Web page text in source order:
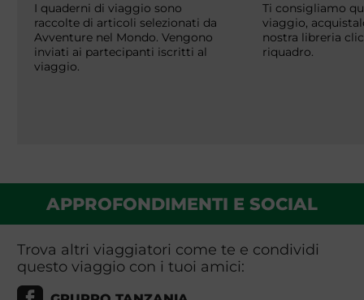
I quaderni di viaggio sono
raccolte di articoli selezionati da
Avventure nel Mondo. Vengono
inviati ai partecipanti iscritti al
viaggio.
Ti consigliamo
viaggio,
nostra libreria
riquadro.
APPROFONDIMENTI E SOCIAL
Trova altri viaggiatori come te e condividi
questo viaggio con i tuoi amici: